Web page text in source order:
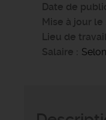
Date de
Mise à jour le
Lieu de travail
Salaire